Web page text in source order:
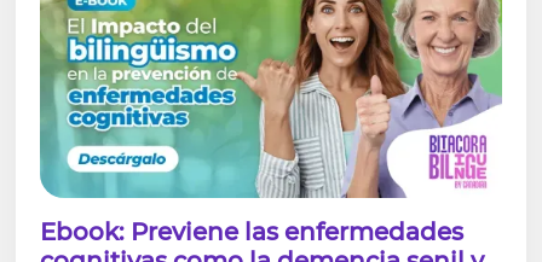
Ebook: Previene las enfermedades